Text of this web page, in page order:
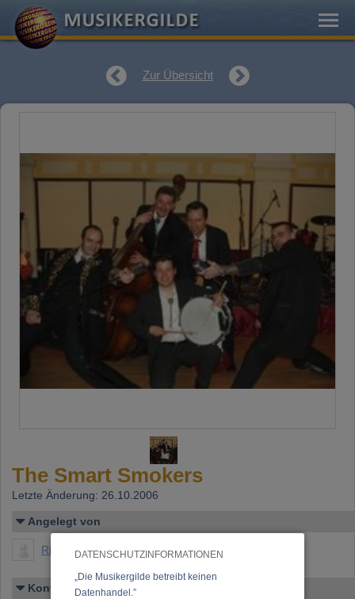
DATENSCHUTZINFORMATIONEN
„Die Musikergilde betreibt keinen
Datenhandel.”
Zur Übersicht
The Smart Smokers
Letzte Änderung: 26.10.2006
Angelegt von
Richter, Gustav
Kontakt